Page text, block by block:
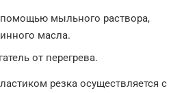
мыльного раствора,
масла.
от перегрева.
резка осуществляется с